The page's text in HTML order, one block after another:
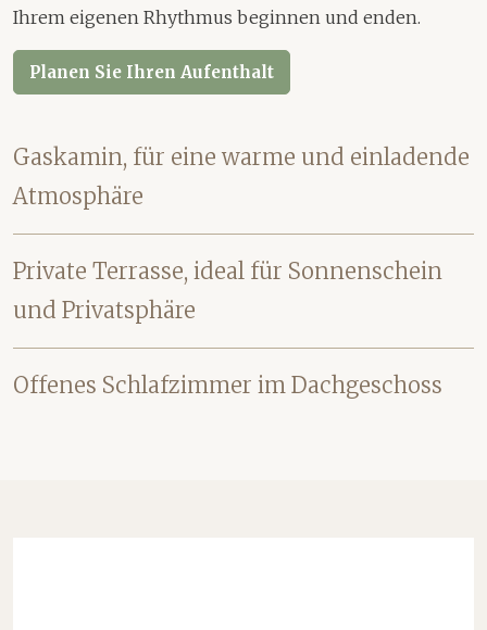
Ihrem eigenen Rhythmus beginnen und enden.
Planen Sie Ihren Aufenthalt
Gaskamin, für eine warme und einladende
Atmosphäre
Private Terrasse, ideal für Sonnenschein
und Privatsphäre
Offenes Schlafzimmer im Dachgeschoss